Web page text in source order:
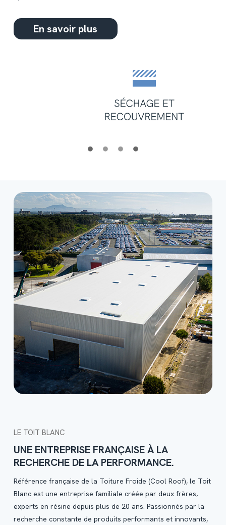
En savoir plus
LE TOIT BLANC
UNE ENTREPRISE FRANÇAISE À LA
RECHERCHE DE LA PERFORMANCE.
Référence française de la Toiture Froide (Cool Roof), le Toit
Blanc est une entreprise familiale créée par deux frères,
experts en résine depuis plus de 20 ans. Passionnés par la
recherche constante de produits performants et innovants,